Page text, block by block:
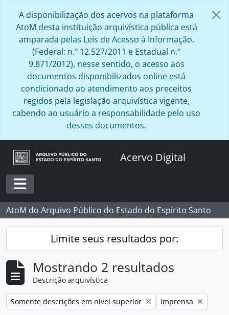
A disponibilização dos acervos na plataforma
AtoM desta instituição arquivística pública está
amparada pelas Leis de Acesso à Informação,
(Federal: n.º 12.527/2011 e Estadual n.º
9.871/2012), nesse sentido, o acesso aos
documentos disponibilizados online está
condicionado ao atendimento aos preceitos
regidos pela legislação arquivística vigente,
cabendo ao usuário a responsabilidade pelo uso
desses documentos.
Acervo Digital
Toggle navigation
AtoM do Arquivo Público do Estado do Espírito Santo
Limite seus resultados por:
Mostrando 2 resultados
Descrição arquivística
Remover filtro:
Somente descrições em nível superior Remover filtro:
Imprensa